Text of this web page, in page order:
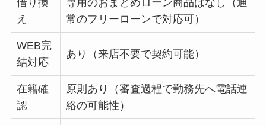
え
常のフリーローンで対応可）
WEB完
結対応
あり（来店不要で契約可能）
在籍確
認
原則あり（審査過程で勤務先へ電話連
絡の可能性）